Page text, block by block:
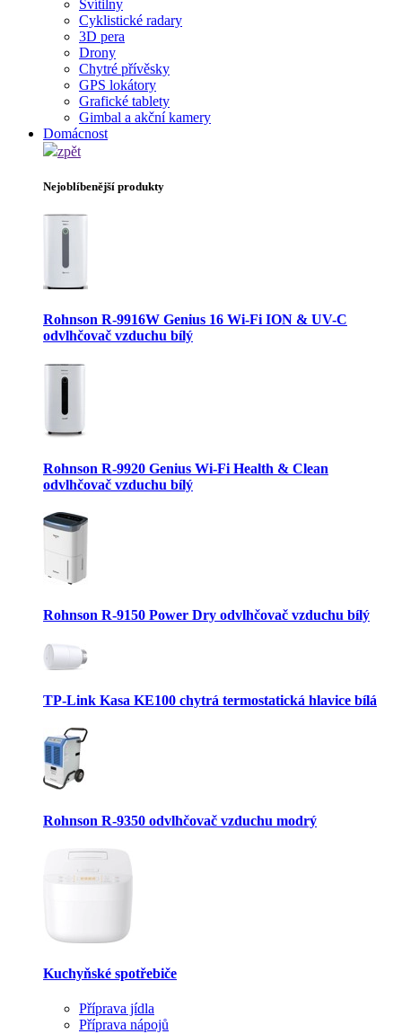
Svítilny
Cyklistické radary
3D pera
Drony
Chytré přívěsky
GPS lokátory
Grafické tablety
Gimbal a akční kamery
Domácnost
zpět
Nejoblíbenější produkty
Rohnson R-9916W Genius 16 Wi-Fi ION & UV-C
odvlhčovač vzduchu bílý
Rohnson R-9920 Genius Wi-Fi Health & Clean
odvlhčovač vzduchu bílý
Rohnson R-9150 Power Dry odvlhčovač vzduchu bílý
TP-Link Kasa KE100 chytrá termostatická hlavice bílá
Rohnson R-9350 odvlhčovač vzduchu modrý
Kuchyňské spotřebiče
Příprava jídla
Příprava nápojů